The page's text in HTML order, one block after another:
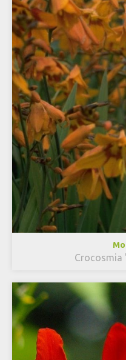
Crocosmia